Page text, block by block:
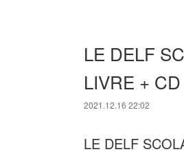
LE DELF
LIVRE +
2021.12.16 22:02
LE DELF